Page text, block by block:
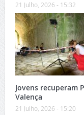
21 Julho, 2026 - 15:32
Jovens recuperam
Valença
21 Julho, 2026 - 15:20